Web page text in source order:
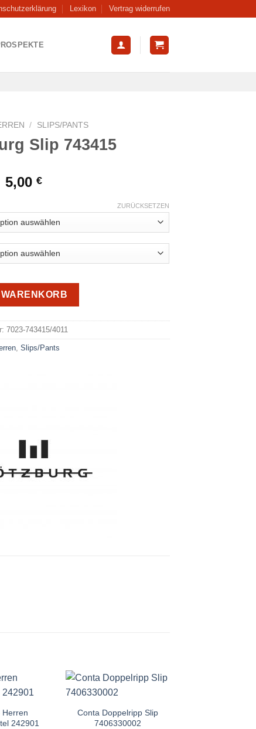
Lexikon Vertrag widerrufen
/ SLIPS/PANTS
Slip 743415
Ursprünglicher
war:
14,99 €
5,00€Aktueller
ist:
5,00 €.
ZURÜCKSETZEN
WARENKORB
7023-743415/4011
,Slips/Pants
Herren
242901
Conta Doppelripp Slip
7406330002